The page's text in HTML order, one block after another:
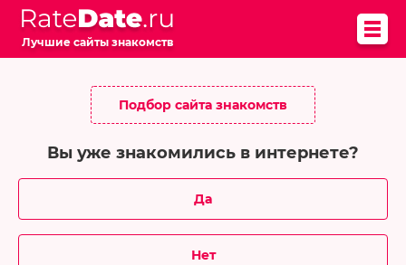
Лучшие сайты знакомств
Подбор сайта знакомств
Вы уже знакомились в интернете?
Да
Нет